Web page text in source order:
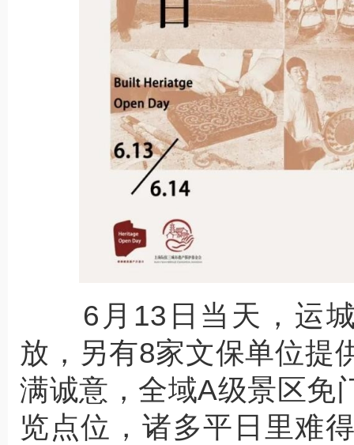
6月13日当天，运城
放，另有8家文保单位提
满诚意，全域A级景区免
览点位，诸多平日里难